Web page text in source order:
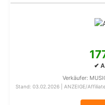
✔
Verkäufer:
Stand: 03.02.2026 | ANZEIGE/